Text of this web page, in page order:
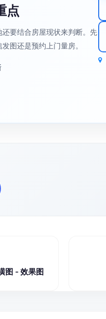
点
要结合房屋现状来判断。先
图还是预约上门量房。
图 - 效果图